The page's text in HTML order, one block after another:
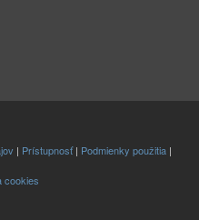
| Prístupnosť| Podmienky použitia|
cookies